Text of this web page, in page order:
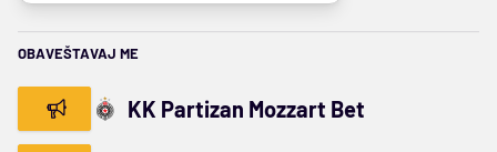
OBAVEŠTAVAJ ME
KK Partizan Mozzart Bet